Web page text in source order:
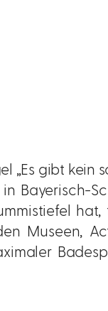
„Es gibt kein
Bayerisch-
Museen,